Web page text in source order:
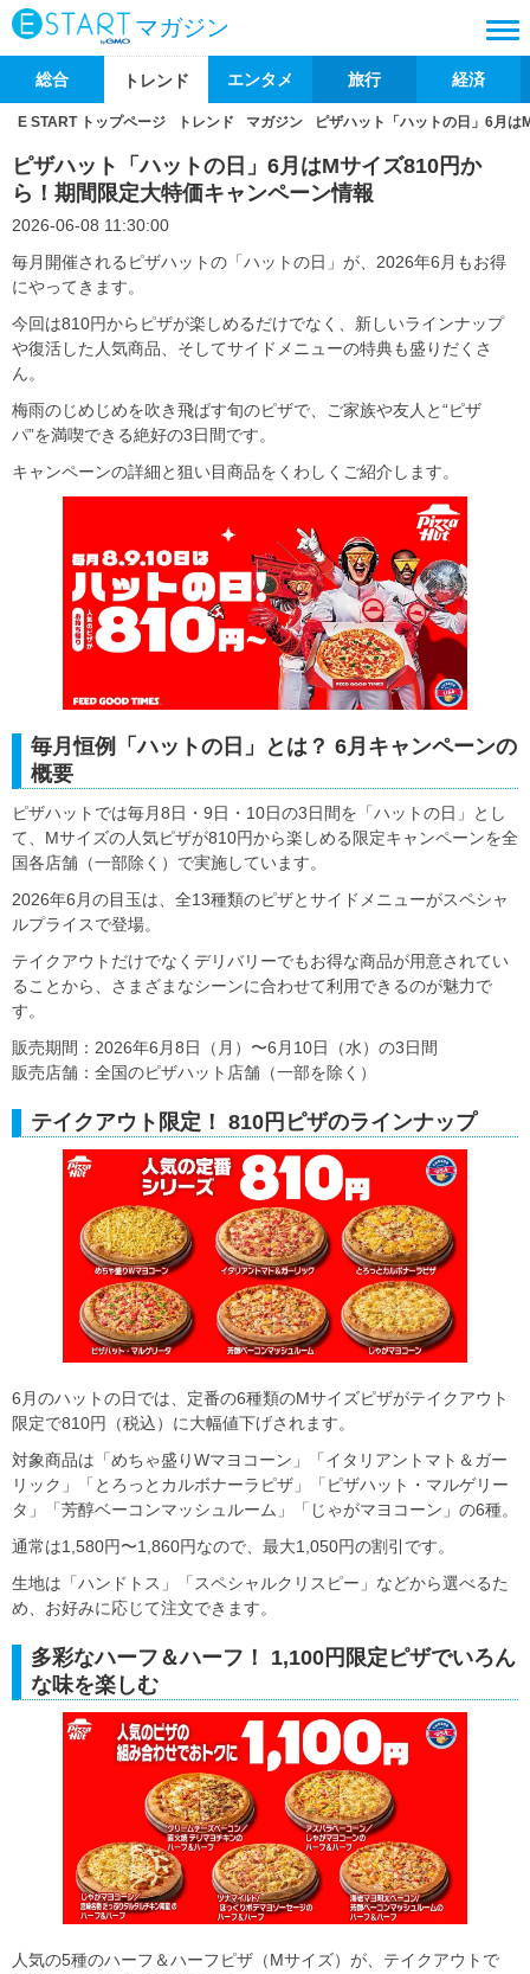
マガジン
総合 トレンド エンタメ 旅行 経済
E START トップページ トレンド マガジン ピザハット「ハットの日」6月
ピザハット「ハットの日」6月はMサイズ810円か
ら！期間限定大特価キャンペーン情報
2026-06-08 11:30:00
毎月開催されるピザハットの「ハットの日」が、2026年6月もお得
にやってきます。
今回は810円からピザが楽しめるだけでなく、新しいラインナップ
や復活した人気商品、そしてサイドメニューの特典も盛りだくさ
ん。
梅雨のじめじめを吹き飛ばす旬のピザで、ご家族や友人と“ピザ
パ”を満喫できる絶好の3日間です。
キャンペーンの詳細と狙い目商品をくわしくご紹介します。
毎月恒例「ハットの日」とは？ 6月キャンペーンの
概要
ピザハットでは毎月8日・9日・10日の3日間を「ハットの日」とし
て、Mサイズの人気ピザが810円から楽しめる限定キャンペーンを全
国各店舗（一部除く）で実施しています。
2026年6月の目玉は、全13種類のピザとサイドメニューがスペシャ
ルプライスで登場。
テイクアウトだけでなくデリバリーでもお得な商品が用意されてい
ることから、さまざまなシーンに合わせて利用できるのが魅力で
す。
販売期間：2026年6月8日（月）〜6月10日（水）の3日間
販売店舗：全国のピザハット店舗（一部を除く）
テイクアウト限定！ 810円ピザのラインナップ
6月のハットの日では、定番の6種類のMサイズピザがテイクアウト
限定で810円（税込）に大幅値下げされます。
対象商品は「めちゃ盛りWマヨコーン」「イタリアントマト＆ガー
リック」「とろっとカルボナーラピザ」「ピザハット・マルゲリー
タ」「芳醇ベーコンマッシュルーム」「じゃがマヨコーン」の6種。
通常は1,580円〜1,860円なので、最大1,050円の割引です。
生地は「ハンドトス」「スペシャルクリスピー」などから選べるた
め、お好みに応じて注文できます。
多彩なハーフ＆ハーフ！ 1,100円限定ピザでいろん
な味を楽しむ
人気の5種のハーフ＆ハーフピザ（Mサイズ）が、テイクアウトで